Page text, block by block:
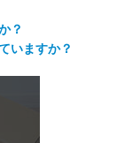
？
いますか？